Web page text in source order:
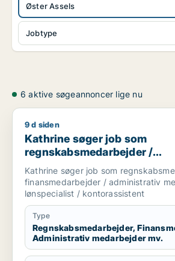
Jobtype
Øster Assels
6 aktive søgeannoncer lige nu
Kathrine søger job som
9 d siden
Kathrine søger job som
regnskabsmedarbejder /
finansmedarbejder /
medarbejder / lønspecialist /
kontorassistent
Kathrine søger job som
finansmedarbejder / administrativ
lønspecialist / kontorassistent
Type
Regnskabsmedarbejder,
Administrativ medarbejder mv.